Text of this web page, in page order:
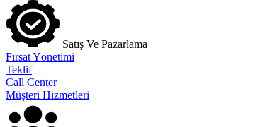
Satış Ve Pazarlama
Fırsat Yönetimi
Teklif
Call Center
Müşteri Hizmetleri